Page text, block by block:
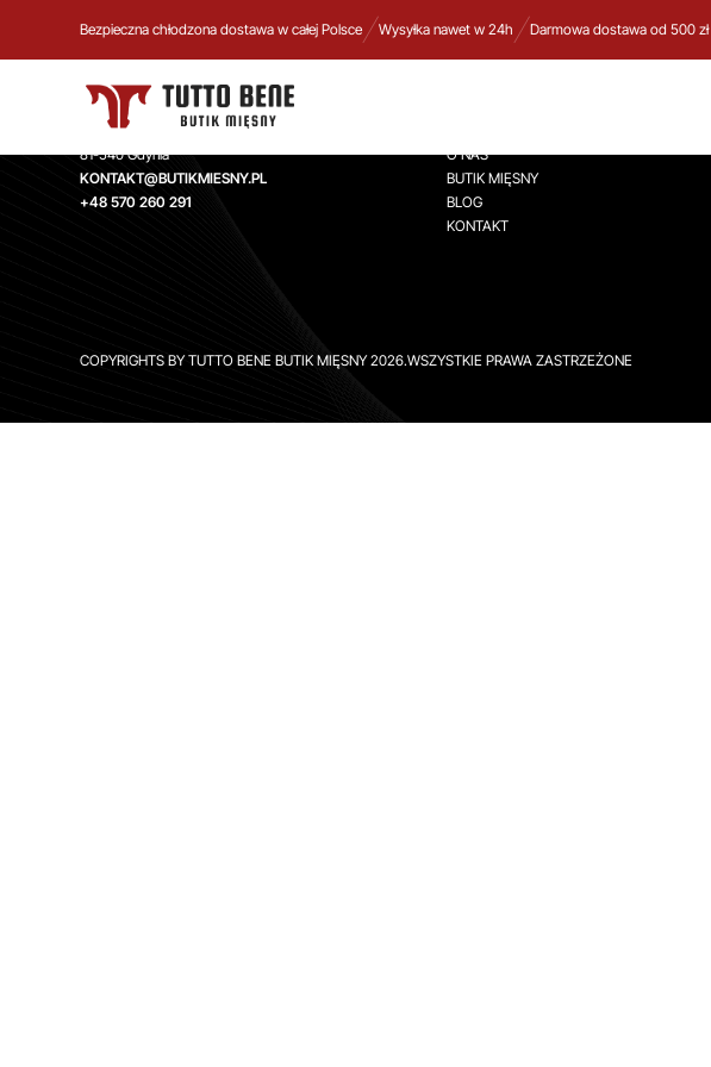
Bezpieczna chłodzona dostawa w całej Polsce Wysyłka nawet w 24h Darmowa dostawa od 500 zł
TUTTO BENE BUTIK MIĘSNY
Aleja Zwycięstwa 244,
81-540 Gdynia
KONTAKT@BUTIKMIESNY.PL
+48 570 260 291
O NAS
BUTIK MIĘSNY
BLOG
KONTAKT
COPYRIGHTS BY TUTTO BENE BUTIK MIĘSNY 2026.WSZYSTKIE PRAWA ZASTRZEŻONE